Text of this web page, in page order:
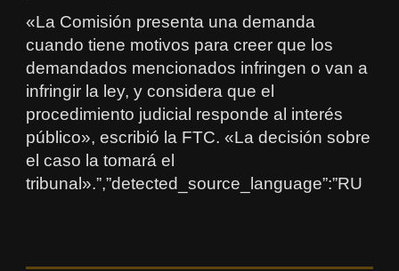
«La Comisión presenta una demanda
cuando tiene motivos para creer que los
demandados mencionados infringen o van a
infringir la ley, y considera que el
procedimiento judicial responde al interés
público», escribió la FTC. «La decisión sobre
el caso la tomará el
tribunal».”,”detected_source_language”:”RU